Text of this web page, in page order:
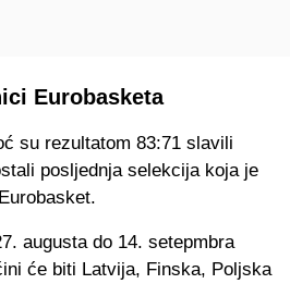
Eurobasketa
su rezultatom 83:71 slavili
posljednja selekcija koja je
augusta do 14. setepmbra
će biti Latvija, Finska, Poljska